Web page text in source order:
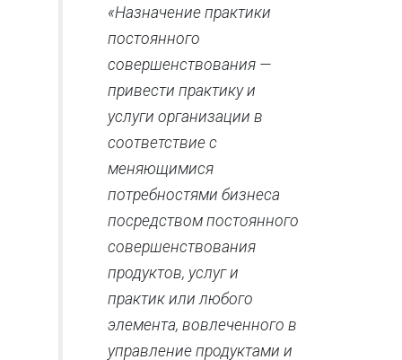
«Назначение практики
постоянного
совершенствования —
привести практику и
услуги организации в
соответствие с
меняющимися
потребностями бизнеса
посредством постоянного
совершенствования
продуктов, услуг и
практик или любого
элемента, вовлеченного в
управление продуктами и